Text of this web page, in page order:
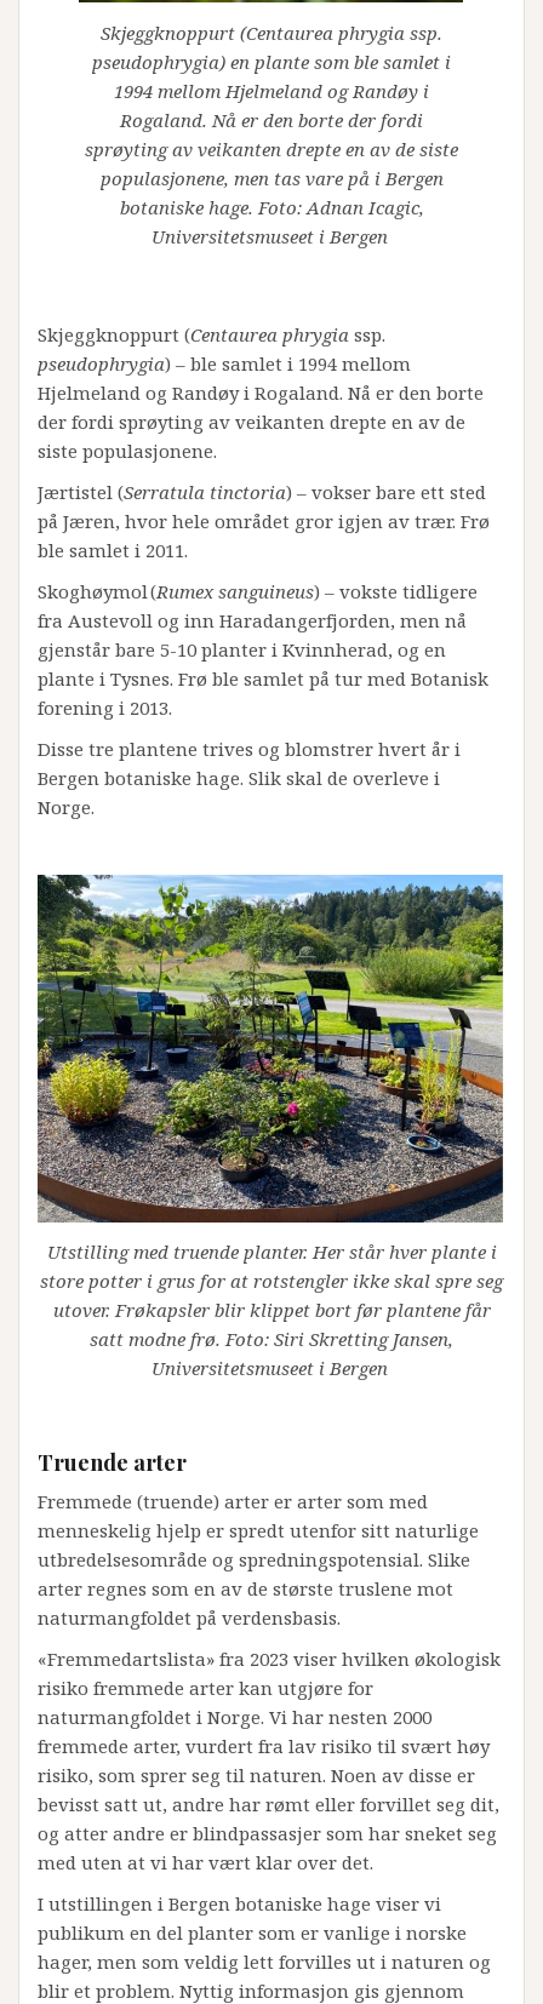
Skjeggknoppurt (Centaurea phrygia ssp.
pseudophrygia) en plante som ble samlet i
1994 mellom Hjelmeland og Randøy i
Rogaland. Nå er den borte der fordi
sprøyting av veikanten drepte en av de siste
populasjonene, men tas vare på i Bergen
botaniske hage. Foto: Adnan Icagic,
Universitetsmuseet i Bergen
Skjeggknoppurt (Centaurea phrygia ssp.
pseudophrygia) – ble samlet i 1994 mellom
Hjelmeland og Randøy i Rogaland. Nå er den borte
der fordi sprøyting av veikanten drepte en av de
siste populasjonene.
Jærtistel (Serratula tinctoria) – vokser bare ett sted
på Jæren, hvor hele området gror igjen av trær. Frø
ble samlet i 2011.
Skoghøymol (Rumex sanguineus) – vokste tidligere
fra Austevoll og inn Haradangerfjorden, men nå
gjenstår bare 5-10 planter i Kvinnherad, og en
plante i Tysnes. Frø ble samlet på tur med Botanisk
forening i 2013.
Disse tre plantene trives og blomstrer hvert år i
Bergen botaniske hage. Slik skal de overleve i
Norge.
Utstilling med truende planter. Her står hver plante i
store potter i grus for at rotstengler ikke skal spre seg
utover. Frøkapsler blir klippet bort før plantene får
satt modne frø. Foto: Siri Skretting Jansen,
Universitetsmuseet i Bergen
Truende arter
Fremmede (truende) arter er arter som med
menneskelig hjelp er spredt utenfor sitt naturlige
utbredelsesområde og spredningspotensial. Slike
arter regnes som en av de største truslene mot
naturmangfoldet på verdensbasis.
«Fremmedartslista» fra 2023 viser hvilken økologisk
risiko fremmede arter kan utgjøre for
naturmangfoldet i Norge. Vi har nesten 2000
fremmede arter, vurdert fra lav risiko til svært høy
risiko, som sprer seg til naturen. Noen av disse er
bevisst satt ut, andre har rømt eller forvillet seg dit,
og atter andre er blindpassasjer som har sneket seg
med uten at vi har vært klar over det.
I utstillingen i Bergen botaniske hage viser vi
publikum en del planter som er vanlige i norske
hager, men som veldig lett forvilles ut i naturen og
blir et problem. Nyttig informasjon gis gjennom